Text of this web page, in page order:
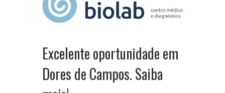
Excelente oportunidade em
Dores de Campos. Saiba